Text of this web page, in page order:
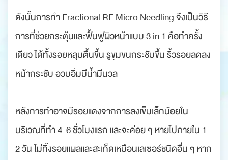
ดังนั้นการทำ Fractional RF Micro Needling จึงเป็นวิธี
การที่ช่วยกระตุ้นและฟื้นฟูผิวหน้าแบบ 3 in 1 คือทำครั้ง
เดียว ได้ทั้งรอยหลุมตื้นขึ้น รูขุมขนกระชับขึ้น ริ้วรอยลดลง
หน้ากระชับ อวบอิ่มมีน้ำมีนวล
หลังการทำอาจมีรอยแดงจากการลงเข็มเล็กน้อยใน
บริเวณที่ทำ 4-6 ชั่วโมงแรก และจะค่อย ๆ หายไปภายใน 1-
2 วัน ไม่ทิ้งรอยแผลและสะเก็ดเหมือนเลเซอร์ชนิดอื่น ๆ หาก